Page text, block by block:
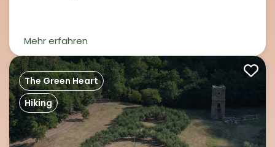
Mehr erfahren
The Green Heart
Hiking